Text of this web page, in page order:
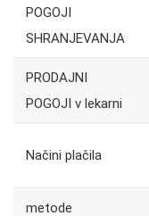
POGOJI
SHRANJEVANJA
PRODAJNI
POGOJI v lekarni
Načini plačila
metode